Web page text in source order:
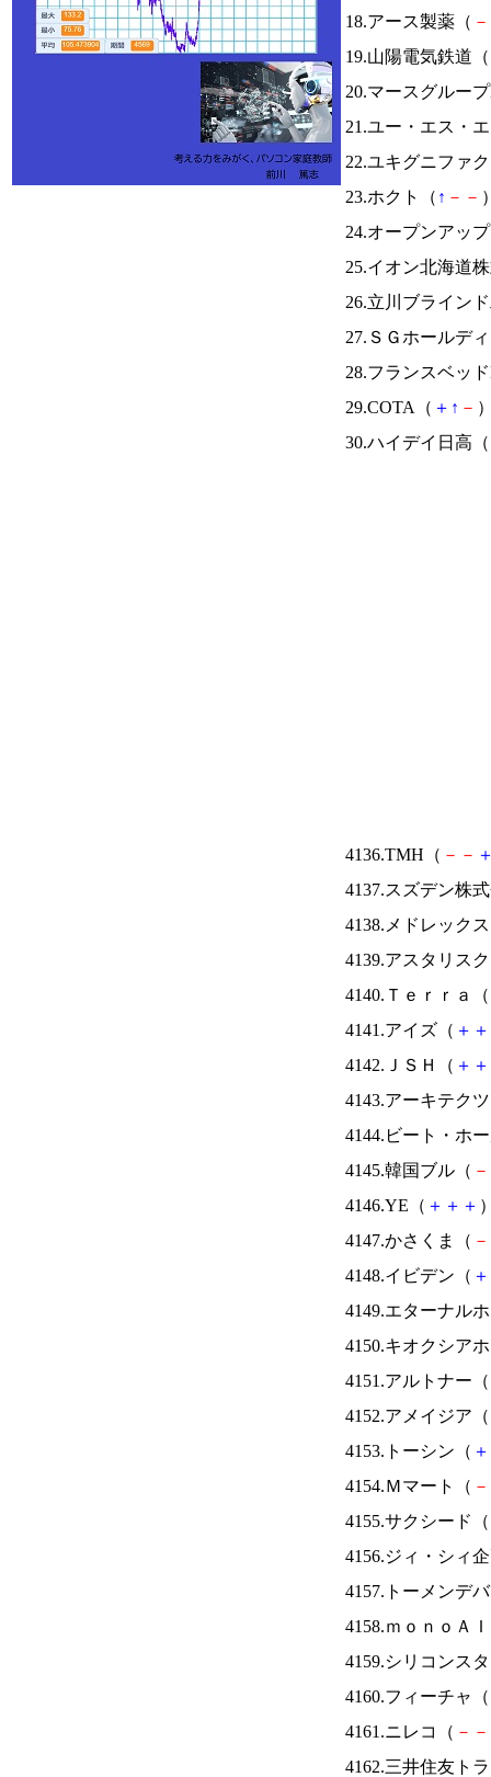
18.アース製薬（ －
19.山陽電気鉄道（
20.マースグルー
21.ユー・エス・
22.ユキグニファ
23.ホクト（ ↑ － －
24.オープンアッ
25.イオン北海道
26.立川ブライン
27.ＳＧホールデ
28.フランスベッ
29.COTA（ ＋ ↑ －
30.ハイデイ日高（
4136.TMH（ － －
4137.スズデン株
4138.メドレック
4139.アスタリス
4140.Ｔｅｒｒａ（
4141.アイズ（ ＋ ＋
4142.ＪＳＨ（ ＋ ＋
4143.アーキテク
4144.ビート・ホ
4145.韓国ブル（ －
4146.YE（ ＋ ＋ ＋
4147.かさくま（ －
4148.イビデン（ ＋
4149.エターナル
4150.キオクシア
4151.アルトナー（
4152.アメイジア（
4153.トーシン（ ＋
4154.Ｍマート（ －
4155.サクシード（
4156.ジィ・シィ
4157.トーメンデ
4158.ｍｏｎｏＡ
4159.シリコンス
4160.フィーチャ（
4161.ニレコ（ － －
4162.三井住友ト